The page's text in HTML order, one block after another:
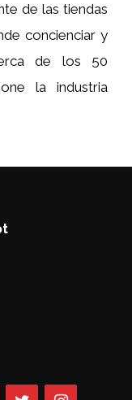
de las tiendas
concienciar y
de los 50
la industria